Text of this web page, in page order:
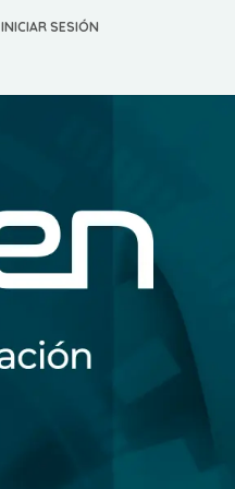
INICIAR SESIÓN